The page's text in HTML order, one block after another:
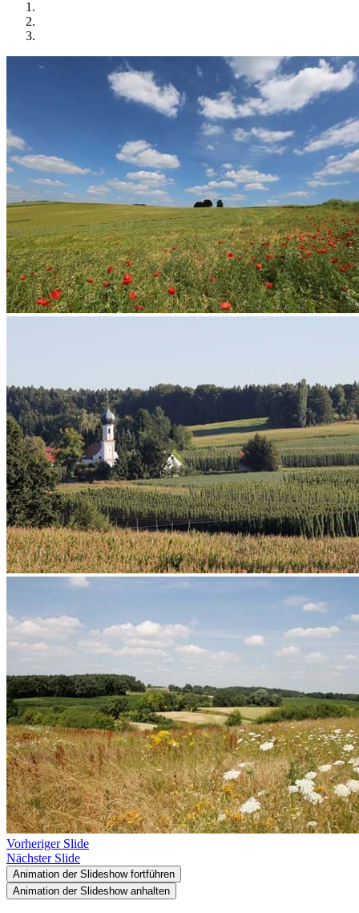
Vorheriger Slide
Nächster Slide
Animation der Slideshow fortführen
Animation der Slideshow anhalten